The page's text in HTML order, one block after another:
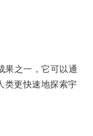
之一，它可以通
类更快速地探索宇